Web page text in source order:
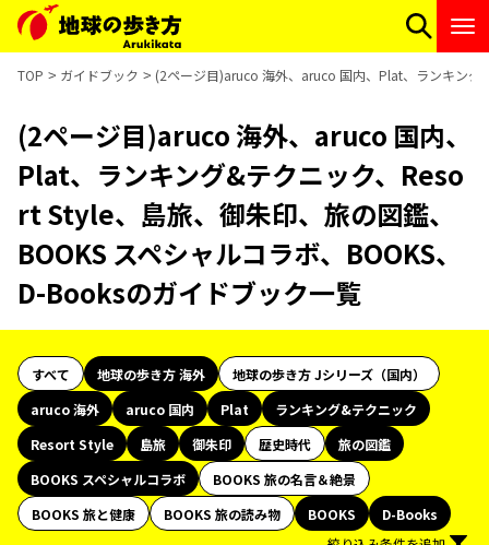
TOP ガイドブック (2ページ目)aruco 海外、aruco 国内、Plat、ランキング
(2ページ目)aruco 海外、aruco 国内、
Plat、ランキング&テクニック、Reso
rt Style、島旅、御朱印、旅の図鑑、
BOOKS スペシャルコラボ、BOOKS、
D-Booksのガイドブック一覧
すべて 地球の歩き方 海外
地球の歩き方 Jシリーズ（国内）
aruco 海外
aruco 国内 Plat
ランキング&テクニック
Resort Style
島旅 御朱印 歴史時代
旅の図鑑
BOOKS スペシャルコラボ
BOOKS 旅の名言＆絶景
BOOKS 旅と健康
BOOKS 旅の読み物 BOOKS
D-Books